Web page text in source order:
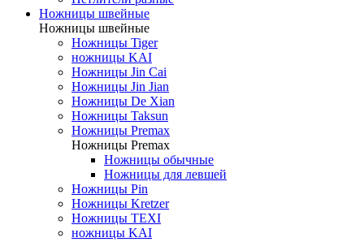
Ножницы швейные
Ножницы швейные
Ножницы Tiger
ножницы KAI
Ножницы Jin Cai
Ножницы Jin Jian
Ножницы De Xian
Ножницы Taksun
Ножницы Premax
Ножницы Premax
Ножницы обычные
Ножницы для левшей
Ножницы Pin
Ножницы Kretzer
Ножницы TEXI
ножницы KAI